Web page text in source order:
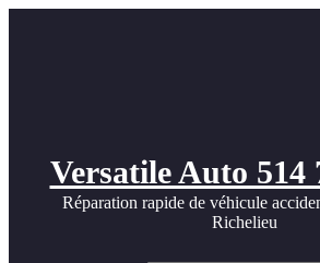
Versatile Auto 514
Réparation rapide de véhicule
Richelieu